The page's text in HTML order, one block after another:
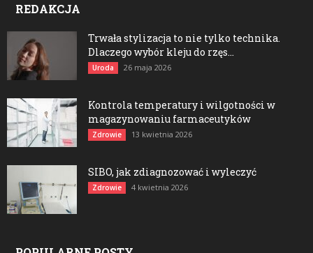
REDAKCJA
Trwała stylizacja to nie tylko technika.
Dlaczego wybór kleju do rzęs...
Uroda 26 maja 2026
Kontrola temperatury i wilgotności w
magazynowaniu farmaceutyków
Zdrowie 13 kwietnia 2026
SIBO, jak zdiagnozować i wyleczyć
Zdrowie 4 kwietnia 2026